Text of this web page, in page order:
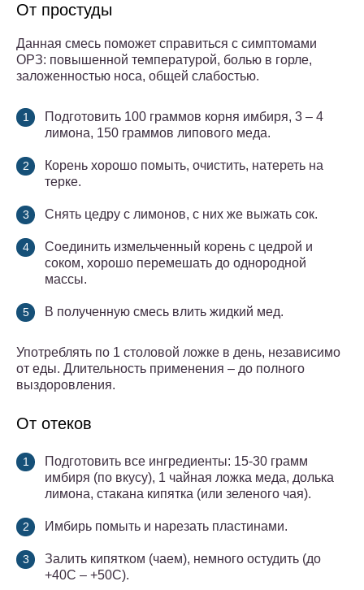
От простуды
Данная смесь поможет справиться с симптомами
ОРЗ: повышенной температурой, болью в горле,
заложенностью носа, общей слабостью.
Подготовить 100 граммов корня имбиря, 3 – 4
лимона, 150 граммов липового меда.
Корень хорошо помыть, очистить, натереть на
терке.
Снять цедру с лимонов, с них же выжать сок.
Соединить измельченный корень с цедрой и
соком, хорошо перемешать до однородной
массы.
В полученную смесь влить жидкий мед.
Употреблять по 1 столовой ложке в день, независимо
от еды. Длительность применения – до полного
выздоровления.
От отеков
Подготовить все ингредиенты: 15-30 грамм
имбиря (по вкусу), 1 чайная ложка меда, долька
лимона, стакана кипятка (или зеленого чая).
Имбирь помыть и нарезать пластинами.
Залить кипятком (чаем), немного остудить (до
+40С – +50С).